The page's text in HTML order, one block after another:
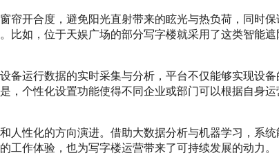
开合度，避免阳光直射带来的眩光与热负荷，同时保
比如，位于天娱广场的部分写字楼就采用了这类智能遮
备运行数据的实时采集与分析，平台不仅能够实现设备
，个性化设置功能使得不同企业或部门可以根据自身
人性化的方向演进。借助大数据分析与机器学习，系统
作体验，也为写字楼运营带来了可持续发展的动力。